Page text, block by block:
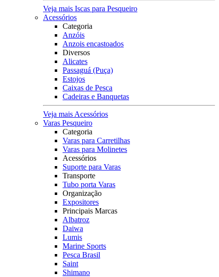
Veja mais Iscas para Pesqueiro
Acessórios
Categoria
Anzóis
Anzois encastoados
Diversos
Alicates
Passaguá (Puça)
Estojos
Caixas de Pesca
Cadeiras e Banquetas
Veja mais Acessórios
Varas Pesqueiro
Categoria
Varas para Carretilhas
Varas para Molinetes
Acessórios
Suporte para Varas
Transporte
Tubo porta Varas
Organização
Expositores
Principais Marcas
Albatroz
Daiwa
Lumis
Marine Sports
Pesca Brasil
Saint
Shimano